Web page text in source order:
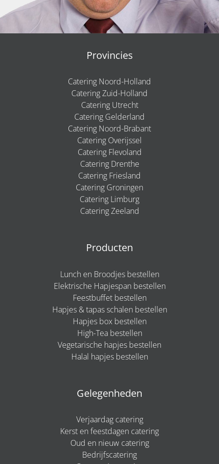
Provincies
Catering Noord-Holland
Catering Zuid-Holland
Catering Utrecht
Catering Gelderland
Catering Noord-Brabant
Catering Overijssel
Catering Flevoland
Catering Drenthe
Catering Friesland
Catering Groningen
Catering Limburg
Catering Zeeland
Producten
Lunch en Broodjes bestellen
Elektrische Hapjespan bestellen
Feestbuffet bestellen
Hapjes & tapas schalen bestellen
Hapjes box bestellen
High-Tea bestellen
Vegetarische hapjes bestellen
Halal hapjes bestellen
Gelegenheden
Verjaardag catering
Kerst en feestdagen catering
Oud en nieuw catering
Bedrijfscatering